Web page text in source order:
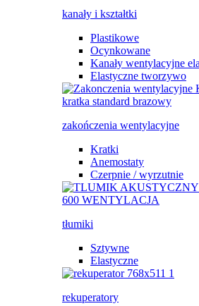
kanały i kształtki
Plastikowe
Ocynkowane
Kanały wentylacyjne
Elastyczne tworzywo
zakończenia wentylacyjne
Kratki
Anemostaty
Czerpnie / wyrzutnie
tłumiki
Sztywne
Elastyczne
rekuperatory